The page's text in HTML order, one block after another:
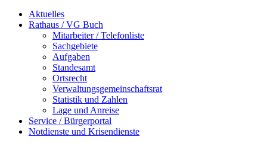
Aktuelles
Rathaus / VG Buch
Mitarbeiter / Telefonliste
Sachgebiete
Aufgaben
Standesamt
Ortsrecht
Verwaltungsgemeinschaftsrat
Statistik und Zahlen
Lage und Anreise
Service / Bürgerportal
Notdienste und Krisendienste